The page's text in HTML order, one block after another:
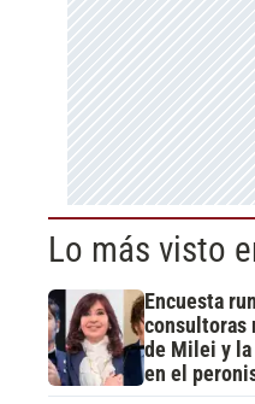
Lo más visto
Encuesta
consultoras
de Milei y
en el